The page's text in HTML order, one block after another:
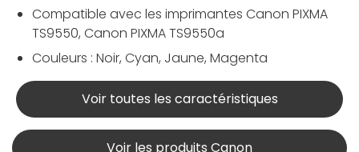
Compatible avec les imprimantes Canon PIXMA
TS9550, Canon PIXMA TS9550a
Couleurs : Noir, Cyan, Jaune, Magenta
Voir toutes les caractéristiques
Voir les produits Canon